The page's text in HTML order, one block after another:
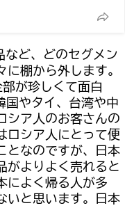
など、どのセグメン
棚から外します。
が珍しくて面白
国やタイ、台湾や中
シア人のお客さんの
ロシア人にとって便
となのですが、日本
がよりよく売れると
によく帰る人が多
いと思います。日本